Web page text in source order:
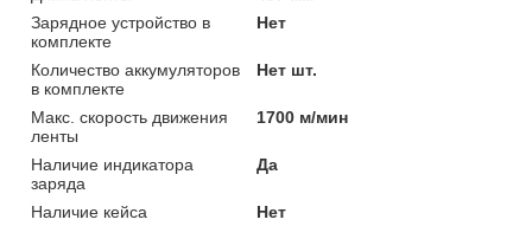
Зарядное устройство в
комплекте
Нет
Количество аккумуляторов
в комплекте
Нет шт.
Макс. скорость движения
ленты
1700 м/мин
Наличие индикатора
заряда
Да
Наличие кейса
Нет